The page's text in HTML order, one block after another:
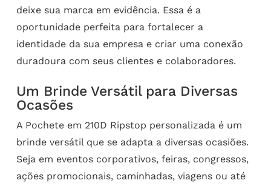
deixe sua marca em evidência. Essa é a
oportunidade perfeita para fortalecer a
identidade da sua empresa e criar uma conexão
duradoura com seus clientes e colaboradores.
Um Brinde Versátil para Diversas
Ocasões
A Pochete em 210D Ripstop personalizada é um
brinde versátil que se adapta a diversas ocasiões.
Seja em eventos corporativos, feiras, congressos,
ações promocionais, caminhadas, viagens ou até